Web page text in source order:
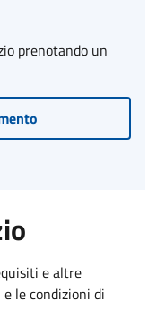
prenotando un
e altre
le condizioni di